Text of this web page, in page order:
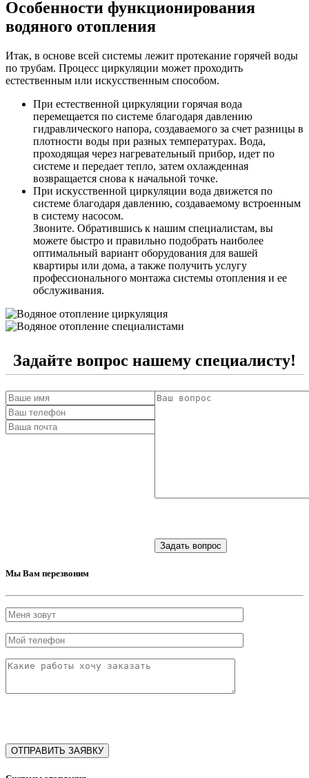
Особенности функционирования
водяного отопления
Итак, в основе всей системы лежит протекание горячей воды
по трубам. Процесс циркуляции может проходить
естественным или искусственным способом.
При естественной циркуляции горячая вода
перемещается по системе благодаря давлению
гидравлического напора, создаваемого за счет разницы в
плотности воды при разных температурах. Вода,
проходящая через нагревательный прибор, идет по
системе и передает тепло, затем охлажденная
возвращается снова к начальной точке.
При искусственной циркуляции вода движется по
системе благодаря давлению, создаваемому встроенным
в систему насосом.
Звоните. Обратившись к нашим специалистам, вы
можете быстро и правильно подобрать наиболее
оптимальный вариант оборудования для вашей
квартиры или дома, а также получить услугу
профессионального монтажа системы отопления и ее
обслуживания.
Задайте вопрос нашему специалисту!
Мы Вам перезвоним